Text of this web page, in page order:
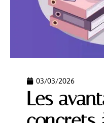
03/03/2026
Les